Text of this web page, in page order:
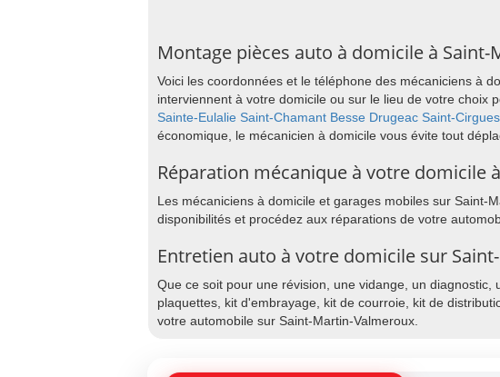
Montage pièces auto à domicile à
Voici les coordonnées et le téléphone des mécaniciens à
interviennent à votre domicile ou sur le lieu de votre choix
Sainte-Eulalie Saint-Chamant Besse Drugeac Saint-
économique, le mécanicien à domicile vous évite tout
Réparation mécanique à votre domicile
Les mécaniciens à domicile et garages mobiles sur Saint-
disponibilités et procédez aux réparations de votre
Entretien auto à votre domicile sur
Que ce soit pour une révision, une vidange, un
plaquettes, kit d'embrayage, kit de courroie, kit de
votre automobile sur Saint-Martin-Valmeroux.